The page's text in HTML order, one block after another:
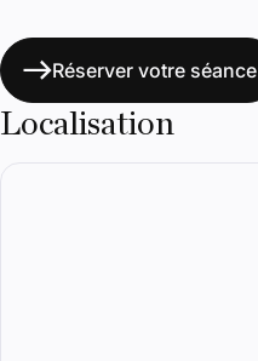
Réserver votre séance
Localisation